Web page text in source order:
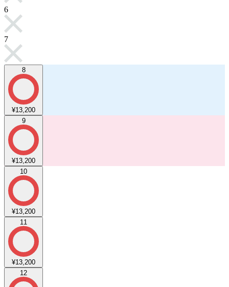
6
7
8
¥13,200
9
¥13,200
10
¥13,200
11
¥13,200
12